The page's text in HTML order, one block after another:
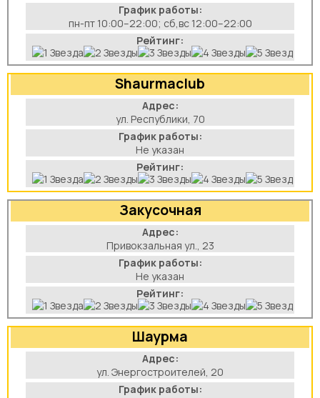
График работы:
пн-пт 10:00–22:00; сб,вс 12:00–22:00
Рейтинг:
Shaurmaclub
Адрес:
ул. Республики, 70
График работы:
Не указан
Рейтинг:
Закусочная
Адрес:
Привокзальная ул., 23
График работы:
Не указан
Рейтинг:
Шаурма
Адрес:
ул. Энергостроителей, 20
График работы: